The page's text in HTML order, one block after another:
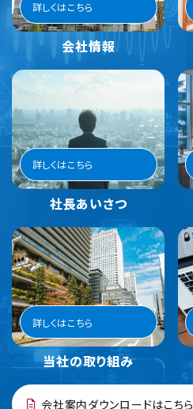
詳しくはこちら
会社情報
詳しくはこちら
社長あいさつ
詳しくはこちら
当社の取り組み
会社案内ダウンロードはこちら